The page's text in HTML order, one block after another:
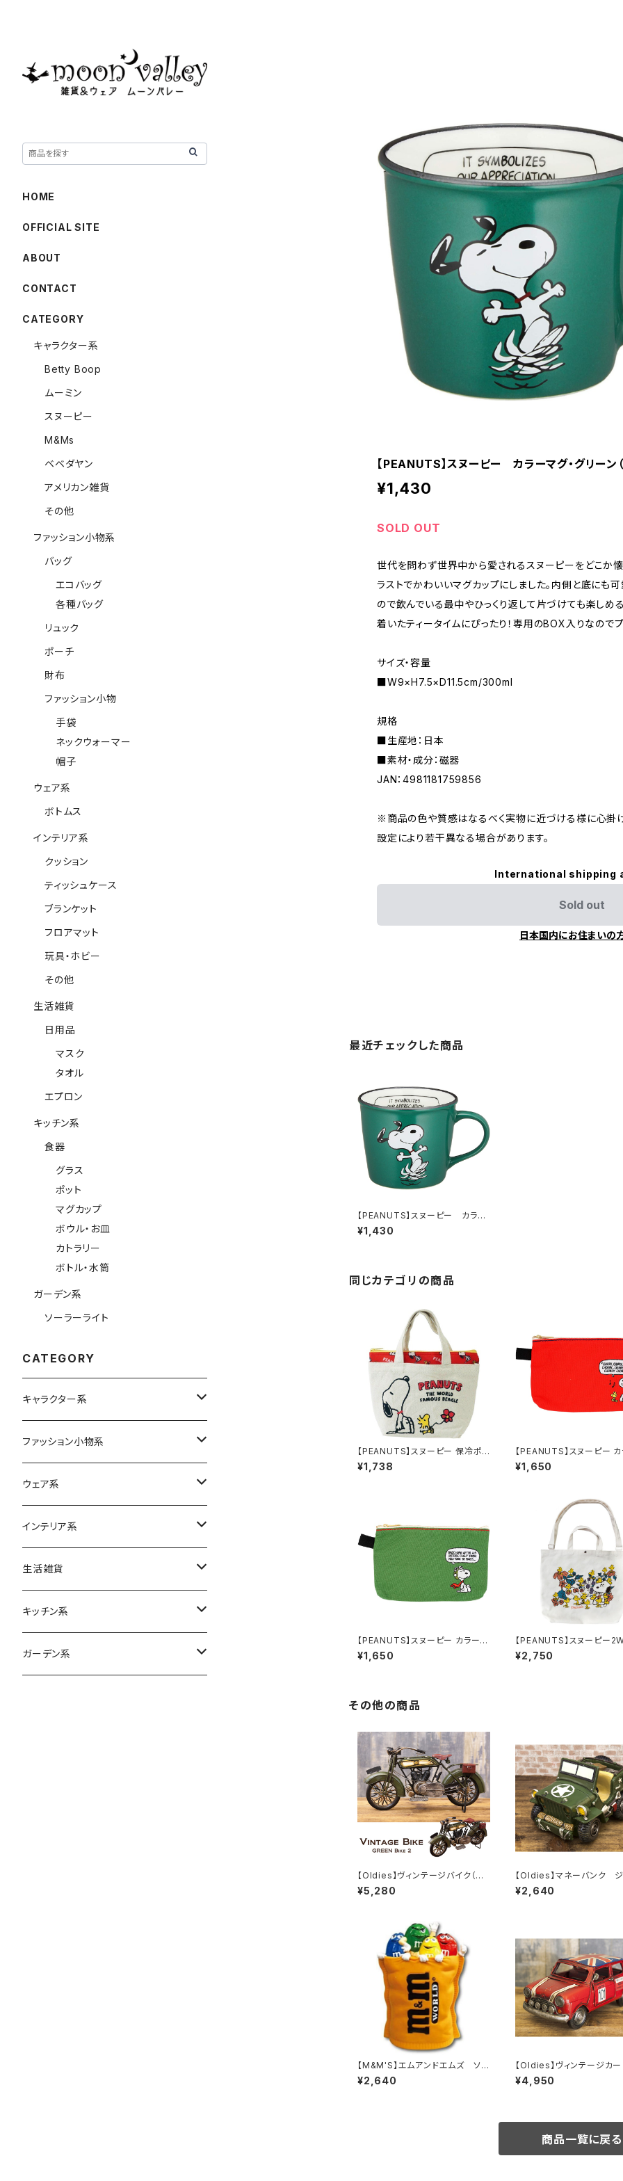
【PEANUTS】スヌーピー カラーマグ・グリーン
¥1,430
SOLD OUT
世代を問わず世界中から愛されるスヌーピーをどこか
ラストでかわいいマグカップにしました。内側と底にも
ので飲んでいる最中やひっくり返して片づけても楽しめ
着いたティータイムにぴったり！専用のBOX入りなので
サイズ・容量
■W9×H7.5×D11.5cm/300ml
規格
■生産地：日本
■素材・成分：磁器
JAN：4981181759856
※商品の色や質感はなるべく実物に近づける様に心掛
設定により若干異なる場合があります。
International shipping
Sold out
日本国内にお住まいの
最近チェックした商品
【PEANUTS】スヌーピー カラー
マグ・グリーン（PT-1303）
¥1,430
同じカテゴリの商品
【PEANUTS】スヌーピー 保冷ポ
ーチ付き帆布ミニトートバッグ（レッ
ド）
¥1,738
【PEANUTS】スヌーピー
ラットポーチ（レッド）
¥1,650
【PEANUTS】スヌーピー カラーフ
ラットポーチ（グリーン）
¥1,650
【PEANUTS】スヌーピー
ートバッグ（SNAP2720）
¥2,750
その他の商品
【Oldies】ヴィンテージバイク（GR
EEN2/1204E-2971）
¥5,280
【Oldies】マネーバンク
（GR/GA406G）
¥2,640
【M&M'S】エムアンドエムズ ソフ
ビバンク
¥2,640
【Oldies】ヴィンテージカ
i CP（RED/1204E-2971）
¥4,950
商品一覧に戻る
HOME
OFFICIAL SITE
ABOUT
CONTACT
CATEGORY
キャラクター系
Betty Boop
ムーミン
スヌーピー
M&Ms
ベベダヤン
アメリカン雑貨
その他
ファッション小物系
バッグ
エコバッグ
各種バッグ
リュック
ポーチ
財布
ファッション小物
手袋
ネックウォーマー
帽子
ウェア系
ボトムス
インテリア系
クッション
ティッシュケース
ブランケット
フロアマット
玩具・ホビー
その他
生活雑貨
日用品
マスク
タオル
エプロン
キッチン系
食器
グラス
ポット
マグカップ
ボウル・お皿
カトラリー
ボトル・水筒
ガーデン系
ソーラーライト
CATEGORY
キャラクター系
Betty Boop
ムーミン
スヌーピー
M&Ms
ベベダヤン
アメリカン雑貨
ファッション小物系
バッグ
エコバッグ
各種バッグ
リュック
ポーチ
財布
ファッション小物
ウェア系
ボトムス
インテリア系
クッション
ティッシュケース
ブランケット
生活雑貨
日用品
マスク
エプロン
キッチン系
食器
ガーデン系